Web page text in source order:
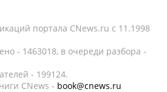
портала CNews.ru c 11.1998
- 1463018, в очереди разбора -
- 199124.
CNews - book@cnews.ru